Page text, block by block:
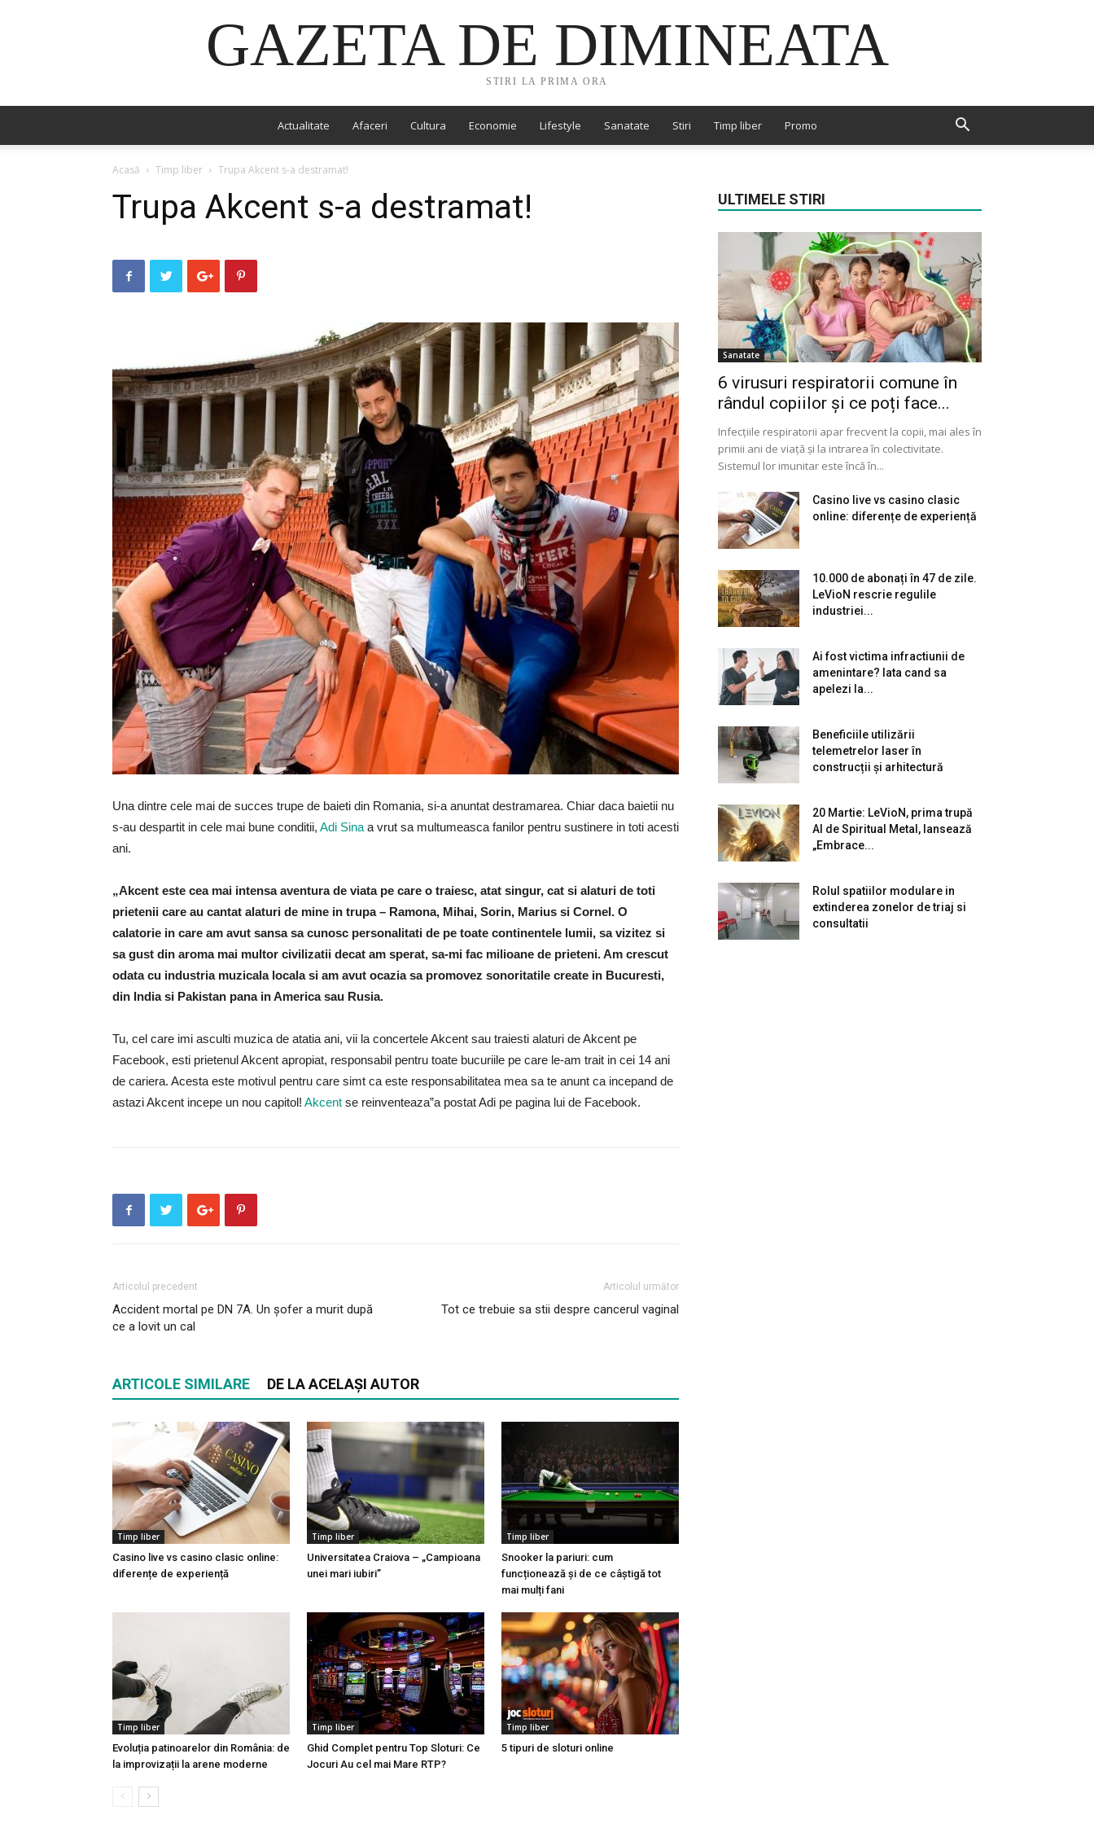
GAZETA DE DIMINEATA
STIRI LA PRIMA ORA
Actualitate Afaceri Cultura Economie Lifestyle Sanatate Stiri Timp liber Promo
Acasă Timp liber Trupa Akcent s-a destramat!
Trupa Akcent s-a destramat!
Una dintre cele mai de succes trupe de baieti din Romania, si-a anuntat destramarea. Chiar daca baietii nu
s-au despartit in cele mai bune conditii, Adi Sina a vrut sa multumeasca fanilor pentru sustinere in toti acesti
ani.
„Akcent este cea mai intensa aventura de viata pe care o traiesc, atat singur, cat si alaturi de toti
prietenii care au cantat alaturi de mine in trupa – Ramona, Mihai, Sorin, Marius si Cornel. O
calatorie in care am avut sansa sa cunosc personalitati de pe toate continentele lumii, sa vizitez si
sa gust din aroma mai multor civilizatii decat am sperat, sa-mi fac milioane de prieteni. Am crescut
odata cu industria muzicala locala si am avut ocazia sa promovez sonoritatile create in Bucuresti,
din India si Pakistan pana in America sau Rusia.
Tu, cel care imi asculti muzica de atatia ani, vii la concertele Akcent sau traiesti alaturi de Akcent pe
Facebook, esti prietenul Akcent apropiat, responsabil pentru toate bucuriile pe care le-am trait in cei 14 ani
de cariera. Acesta este motivul pentru care simt ca este responsabilitatea mea sa te anunt ca incepand de
astazi Akcent incepe un nou capitol! Akcent se reinventeaza”a postat Adi pe pagina lui de Facebook.
Articolul precedent
Accident mortal pe DN 7A. Un șofer a murit după
ce a lovit un cal
Articolul următor
Tot ce trebuie sa stii despre cancerul vaginal
ARTICOLE SIMILARE DE LA ACELAȘI AUTOR
Timp liber
Casino live vs casino clasic online:
diferențe de experiență
Timp liber
Universitatea Craiova – „Campioana
unei mari iubiri”
Timp liber
Snooker la pariuri: cum
funcționează și de ce câștigă tot
mai mulți fani
Timp liber
Evoluția patinoarelor din România: de
la improvizații la arene moderne
Timp liber
Ghid Complet pentru Top Sloturi: Ce
Jocuri Au cel mai Mare RTP?
Timp liber
5 tipuri de sloturi online
ULTIMELE STIRI
Sanatate
6 virusuri respiratorii comune în
rândul copiilor și ce poți face...
Infecțiile respiratorii apar frecvent la copii, mai ales în
primii ani de viață și la intrarea în colectivitate.
Sistemul lor imunitar este încă în...
Casino live vs casino clasic
online: diferențe de experiență
10.000 de abonați în 47 de zile.
LeVioN rescrie regulile
industriei...
Ai fost victima infractiunii de
amenintare? Iata cand sa
apelezi la...
Beneficiile utilizării
telemetrelor laser în
construcții și arhitectură
20 Martie: LeVioN, prima trupă
AI de Spiritual Metal, lansează
„Embrace...
Rolul spatiilor modulare in
extinderea zonelor de triaj si
consultatii